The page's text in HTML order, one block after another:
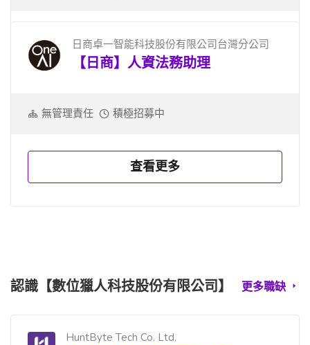
日商卓一智能科技股份有限公司台灣分公司
【日商】人資法務助理
無管理責任 積極招募中
查看更多
認識【數位獵人科技股份有限公司】 更多職缺
HuntByte Tech Co. Ltd.